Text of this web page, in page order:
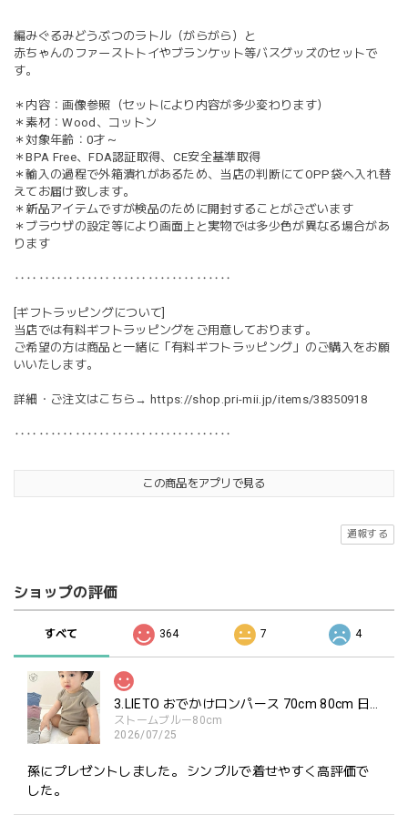
編みぐるみどうぶつのラトル（がらがら）と
赤ちゃんのファーストトイやブランケット等バスグッズのセットで
す。
＊内容：画像参照（セットにより内容が多少変わります）
＊素材：Wood、コットン
＊対象年齢：0才～
＊BPA Free、FDA認証取得、CE安全基準取得
＊輸入の過程で外箱潰れがあるため、当店の判断にてOPP袋へ入れ替
えてお届け致します。
＊新品アイテムですが検品のために開封することがございます
＊ブラウザの設定等により画面上と実物では多少色が異なる場合があ
ります
‥‥‥‥‥‥‥‥‥‥‥‥‥‥‥‥‥‥
[ギフトラッピングについて]
当店では有料ギフトラッピングをご用意しております。
ご希望の方は商品と一緒に「有料ギフトラッピング」のご購入をお願
いいたします。
詳細・ご注文はこちら→ https://shop.pri-mii.jp/items/38350918
‥‥‥‥‥‥‥‥‥‥‥‥‥‥‥‥‥‥
この商品をアプリで見る
通報する
ショップの評価
すべて 364 7 4
3.LIETO おでかけロンパース 70cm 80cm 日本製 スリーリエート
ストームブルー80cm
2026/07/25
孫にプレゼントしました。 シンプルで着せやすく高評価で
した。